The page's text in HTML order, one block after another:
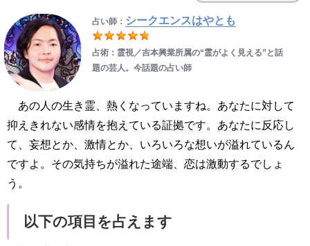
占い師： シークエンスはやとも
占術：霊視／吉本興業所属の“霊がよく見える”と話
題の芸人。今話題の占い師
あの人の生き霊、熱くなっていますね。あなたに対して
抑えきれない感情を抱えている証拠です。あなたに反応し
て、妄想とか、激情とか、いろいろな想いが溢れているん
ですよ。その気持ちが溢れた途端、恋は激動するでしょ
う。
以下の項目を占えます